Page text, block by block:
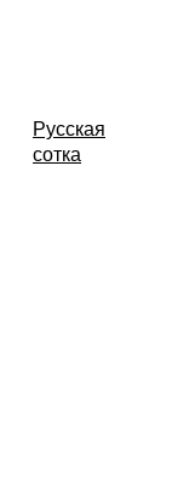
Русская
сотка